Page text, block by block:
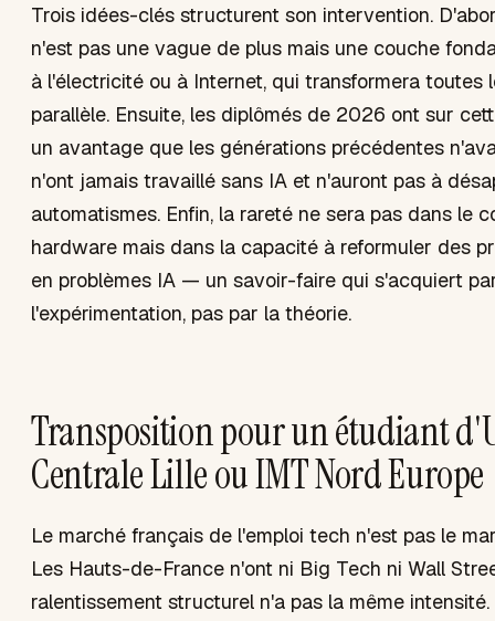
Trois idées-clés structurent son intervention.
n'est pas une vague de plus mais une couche
à l'électricité ou à Internet, qui transformera toutes
parallèle. Ensuite, les diplômés de 2026 ont sur
un avantage que les générations précédentes
n'ont jamais travaillé sans IA et n'auront pas à
automatismes. Enfin, la rareté ne sera pas dans le
hardware mais dans la capacité à reformuler des
en problèmes IA — un savoir-faire qui s'acquiert
l'expérimentation, pas par la théorie.
Transposition pour un étudiant
Centrale Lille ou IMT Nord Europe
Le marché français de l'emploi tech n'est pas le
Les Hauts-de-France n'ont ni Big Tech ni Wall
ralentissement structurel n'a pas la même